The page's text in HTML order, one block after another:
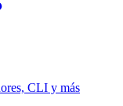
CLI y más